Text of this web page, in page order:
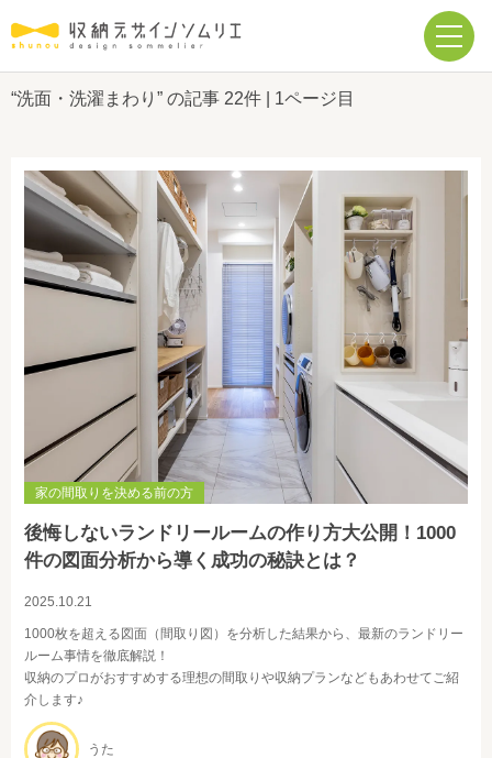
“洗面・洗濯まわり” の記事 22件 | 1ページ目
家の間取りを決める前の方
後悔しないランドリールームの作り方大公開！1000
件の図面分析から導く成功の秘訣とは？
2025.10.21
1000枚を超える図面（間取り図）を分析した結果から、最新のランドリー
ルーム事情を徹底解説！
収納のプロがおすすめする理想の間取りや収納プランなどもあわせてご紹
介します♪
うた